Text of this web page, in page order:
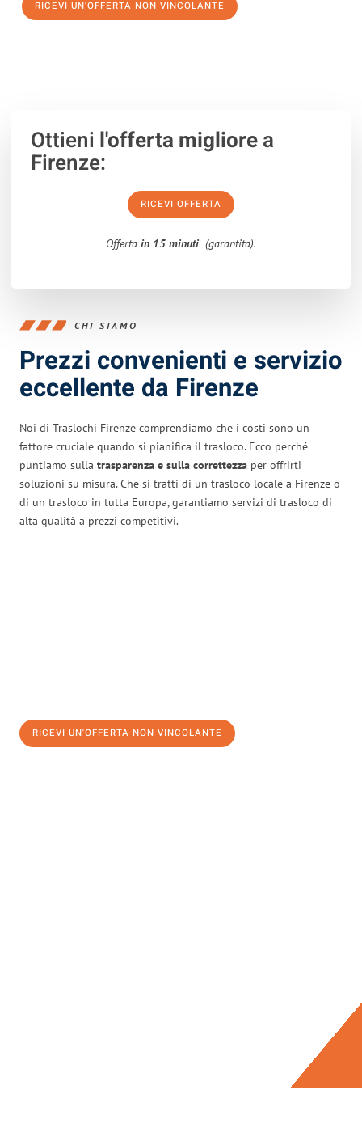
RICEVI UN'OFFERTA NON VINCOLANTE
Ottieni l'offerta migliorea
Firenze:
RICEVI OFFERTA
Offerta in 15 minuti (garantita).
CHI SIAMO
Prezzi convenienti e servizio
eccellente da Firenze
Noi di Traslochi Firenze comprendiamo che i costi sono un
fattore cruciale quando si pianifica il trasloco. Ecco perché
puntiamo sulla trasparenza e sulla correttezza per offrirti
soluzioni su misura. Che si tratti di un trasloco locale a Firenze o
di un trasloco in tutta Europa, garantiamo servizi di trasloco di
alta qualità a prezzi competitivi.
RICEVI UN'OFFERTA NON VINCOLANTE